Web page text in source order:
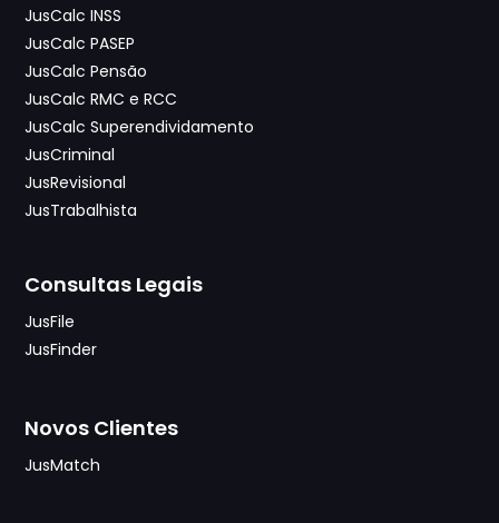
JusCalc INSS
JusCalc PASEP
JusCalc Pensão
JusCalc RMC e RCC
JusCalc Superendividamento
JusCriminal
JusRevisional
JusTrabalhista
Consultas Legais
JusFile
JusFinder
Novos Clientes
JusMatch